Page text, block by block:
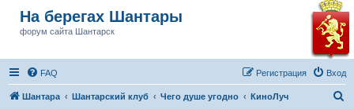
На берегах Шантары
форум сайта Шантарск
FAQ Вход
Регистрация
Шантара Шантарский клуб Чего душе угодно КиноЛуч